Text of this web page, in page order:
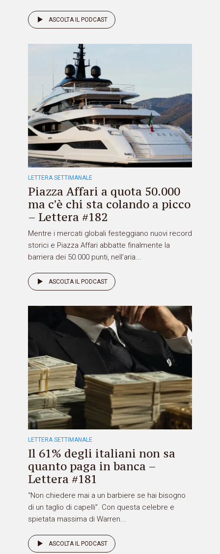
ASCOLTA IL PODCAST
LETTERA SETTIMANALE
Piazza Affari a quota 50.000
ma c’è chi sta colando a picco
– Lettera #182
Mentre i mercati globali festeggiano nuovi record
storici e Piazza Affari abbatte finalmente la
barriera dei 50.000 punti, nell’aria...
ASCOLTA IL PODCAST
LETTERA SETTIMANALE
Il 61% degli italiani non sa
quanto paga in banca –
Lettera #181
“Non chiedere mai a un barbiere se hai bisogno
di un taglio di capelli”. Con questa celebre e
spietata massima di Warren...
ASCOLTA IL PODCAST